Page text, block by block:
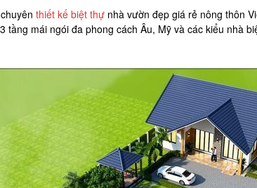
thiết kế biệt thự nhà vườn đẹp giá rẻ nông thôn
tầng mái ngói đa phong cách Âu, Mỹ và các kiểu nhà